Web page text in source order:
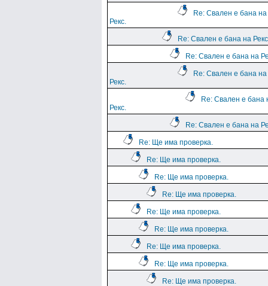
Re: Свален е бана на
Рекс.
Re: Свален е бана на
Re: Свален е бана на
Re: Свален е бана на
Рекс.
Re: Свален е бана
Рекс.
Re: Свален е бана на
Re: Ще има проверка.
Re: Ще има проверка.
Re: Ще има проверка.
Re: Ще има проверка.
Re: Ще има проверка.
Re: Ще има проверка.
Re: Ще има проверка.
Re: Ще има проверка.
Re: Ще има проверка.